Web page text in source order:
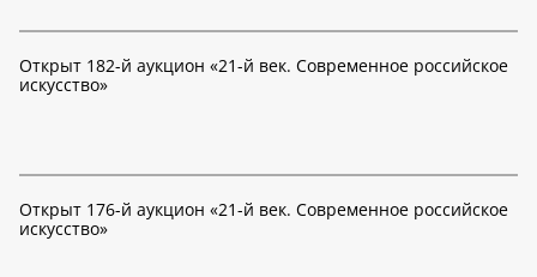
Открыт 182-й аукцион «21-й век. Современное российское
искусство»
Открыт 176-й аукцион «21-й век. Современное российское
искусство»